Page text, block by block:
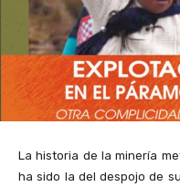
La historia de la minería
ha sido la del despojo de